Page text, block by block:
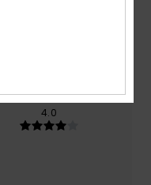
Materiaal
4.0